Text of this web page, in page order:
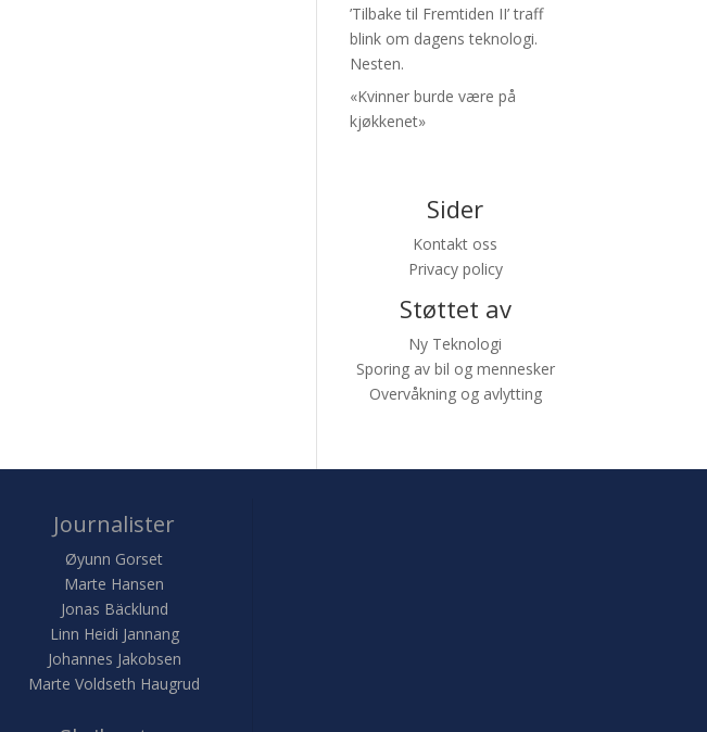
’Tilbake til Fremtiden II’ traff
blink om dagens teknologi.
Nesten.
«Kvinner burde være på
kjøkkenet»
Sider
Kontakt oss
Privacy policy
Støttet av
Ny Teknologi
Sporing av bil og mennesker
Overvåkning og avlytting
Journalister
Øyunn Gorset
Marte Hansen
Jonas Bäcklund
Linn Heidi Jannang
Johannes Jakobsen
Marte Voldseth Haugrud